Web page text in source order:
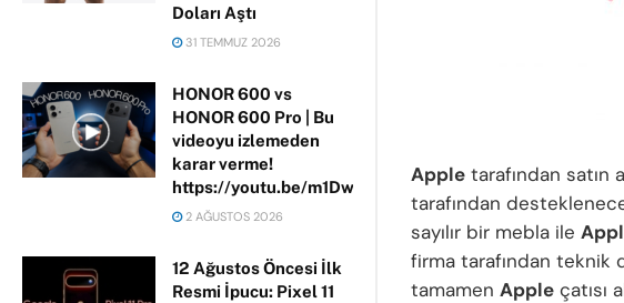
Doları Aştı
31 TEMMUZ 2026
HONOR 600 vs
HONOR 600 Pro | Bu
videoyu izlemeden
karar verme!
https://youtu.be/m1DwhP3lPCM
2 AĞUSTOS 2026
12 Ağustos Öncesi İlk
Resmi İpucu: Pixel 11
Apple tarafından satın
tarafından
sayılır bir mebla ile
firma tarafından teknik
tamamen Apple çatısı